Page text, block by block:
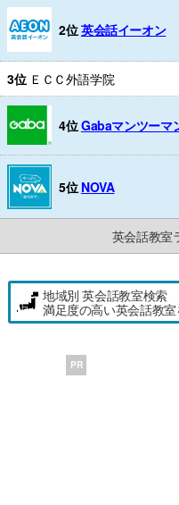
2位英会話イーオン
3位 ＥＣＣ外語学院
4位Gabaマンツーマ
5位 NOVA
英会話教室
地域別 英会話教室検索
満足度の高い英会話教室
PR